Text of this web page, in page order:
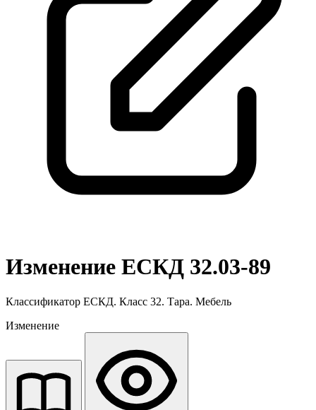
Изменение ЕСКД 32.03-89
Классификатор ЕСКД. Класс 32. Тара. Мебель
Изменение